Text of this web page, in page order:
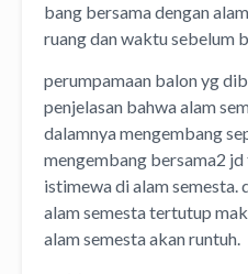
bang bersama dengan
ruang dan waktu sebelum
perumpamaan balon yg
penjelasan bahwa alam
dalamnya mengembang
mengembang bersama2
istimewa di alam semesta.
alam semesta tertutup
alam semesta akan runtuh.